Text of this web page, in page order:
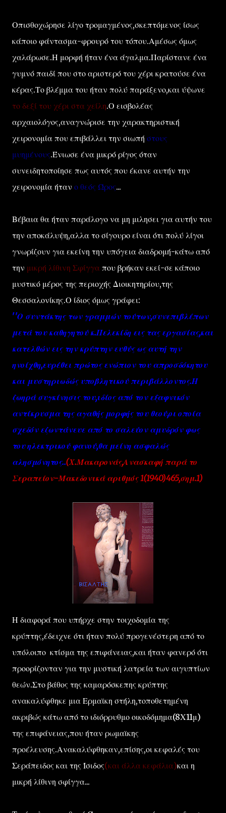
Οπισθοχώρησε λίγο τρομαγμένος,σκεπτόμενος ίσως
κάποιο φάντασμα-φρουρό του τόπου.Αμέσως όμως
χαλάρωσε.Η μορφή ήταν ένα άγαλμα.Παρίστανε ένα
γυμνό παιδί που στο αριστερό του χέρι κρατούσε ένα
κέρας.Το βλέμμα του ήταν πολύ παράξενο,και ύψωνε
το δεξί του χέρι στα χείλη.Ο εισβολέας
αρχαιολόγος,αναγνώρισε την χαρακτηριστική
χειρονομία που επιβάλλει την σιωπή στους
μυημένους.Ένιωσε ένα μικρό ρίγος όταν
συνειδητοποίησε πως αυτός που έκανε αυτήν την
χειρονομία ήταν ο θεός Ώρος...
Βέβαια θα ήταν παράλογο να μη μιλησει για αυτήν του
την αποκάλυψη,αλλα το σίγουρο είναι ότι πολύ λίγοι
γνωρίζουν για εκείνη την υπόγεια διαδρομή-κάτω από
την μικρή λίθινη Σφίγγα που βρήκαν εκεί-σε κάποιο
μυστικό μέρος της περιοχής Διοικητηρίου,της
Θεσσαλονίκης.Ο ίδιος όμως γράφει:
''Ο συντάκτης των γραμμών τούτων,συνεπιβλέπων
μετά του καθηγητού κ.Πελεκίδη εις τας εργασίας,και
κατελθών εις την κρύπτην ευθύς ως αυτή την
ηνοίχθη,ευρέθει πρώτος ενώπιον του απροσδόκητου
και μυστηριωδώς υποβλητικού περιβάλλοντος.Η
ζωηρά συγκίνησις του,ιδίος από τον εξαφνικόν
αντίκρυσμα της αγαθής μορφής του θεού,οι οποία
σχεδόν εζωντάνευε από το σαλεύον αμυδρόν φως
του ηλεκτρικού φανού,θα μείνη ασφαλώς
αλησμόνητος..(Χ.Μακαρονάς,Ανασκαφή παρά το
Σεραπείον-Μακεδονικά αριθμός 1(1940)465,σημ.1)
Η διαφορά που υπήρχε στην τοιχοδομία της
κρύπτης,έδειχνε ότι ήταν πολύ προγενέστερη από το
υπόλοιπο κτίσμα της επιφάνειας,και ήταν φανερό ότι
προορίζονταν για την μυστική λατρεία των αιγυπτίων
θεών.Στο βάθος της καμαρόσκεπης κρύπτης
ανακαλύφθηκε μια Ερμαϊκη στήλη,τοποθετημένη
ακριβώς κάτω από το ιδιόρρυθμο οικοδόμημα(8Χ11μ)
της επιφάνειας,που ήταν ρωμαϊκης
προέλευσης.Ανακαλύφθηκαν,επίσης,οι κεφαλές του
Σεράπειδος και της Ίσιδος(και άλλα κεφάλια)και η
μικρή λίθινη σφίγγα...